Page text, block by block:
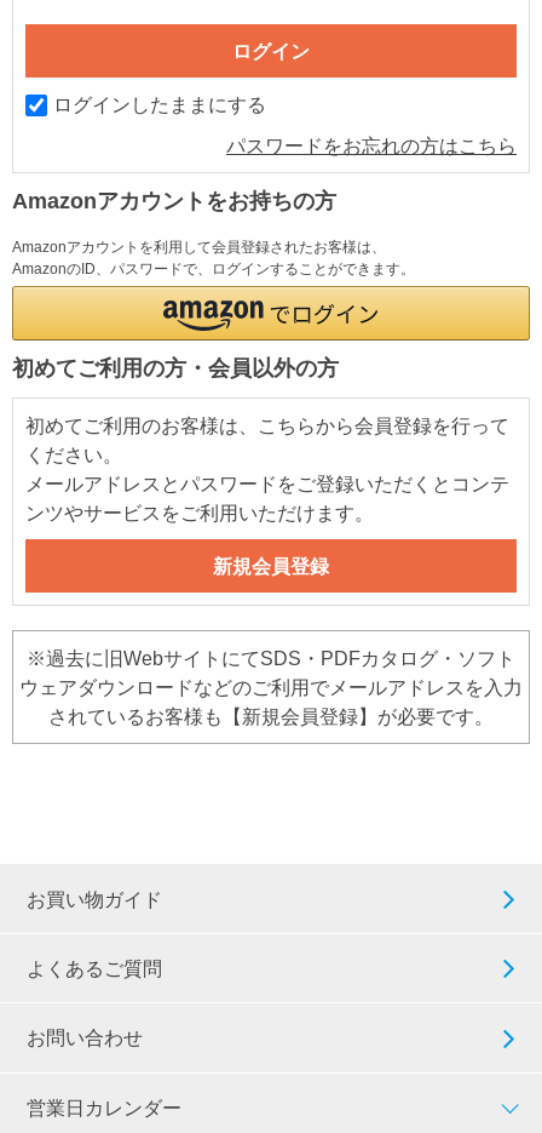
ログインしたままにする
パスワードをお忘れの方はこちら
Amazonアカウントをお持ちの方
Amazonアカウントを利用して会員登録されたお客様は、
AmazonのID、パスワードで、ログインすることができます。
初めてご利用の方・会員以外の方
初めてご利用のお客様は、こちらから会員登録を行って
ください。
メールアドレスとパスワードをご登録いただくとコンテ
ンツやサービスをご利用いただけます。
※過去に旧WebサイトにてSDS・PDFカタログ・ソフト
ウェアダウンロードなどのご利用でメールアドレスを入力
されているお客様も【新規会員登録】が必要です。
お買い物ガイド
よくあるご質問
お問い合わせ
営業日カレンダー